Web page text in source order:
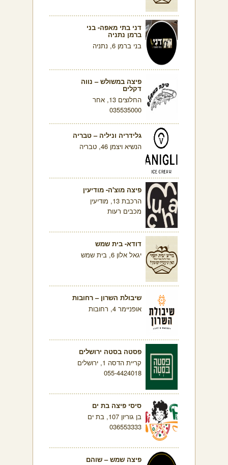
דני בתי מאפה- בני
ברמן נתניה
בני ברמן 6, נתניה
פיצה במשולש – נווה
דקלים
החלוצים 13, אחר
035535000
גלידריה וניליה – טבריה
הנשיא ויצמן 46, טבריה
פיצה מוצ'ה- מודיעין
הרכבת 13, מודיעין
מכבים רעות
דודא- בית שמש
יגאל אלון 6, בית שמש
שיבולת השרון – רחובות
אופניימר 4, רחובות
פסטה בסטה ירושלים
קריית הדסה 1, ירושלים
055-4424018
סיסי פיצה בת ים
בן גוריון 107, בת ים
036553333
פיצה שמש – שוהם